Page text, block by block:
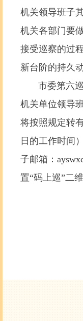
机关领导班子
机关各部门要
接受巡察的过
新台阶的持久
市委第六巡
机关单位领导
将按照规定转
日的工作时间
子邮箱：
置“码上巡”二